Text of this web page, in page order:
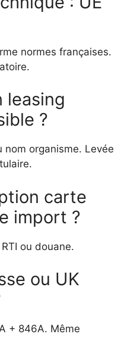
normes françaises.
leasing
?
nom organisme. Levée
carte
import ?
ou douane.
ou UK
+ 846A. Même